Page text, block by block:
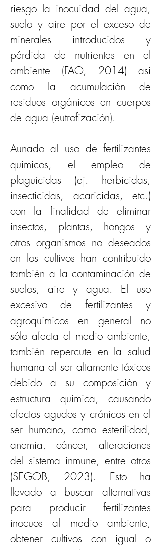
riesgo la inocuidad del agua,
suelo y aire por el exceso de
minerales introducidos y
pérdida de nutrientes en el
ambiente (FAO, 2014) así
como la acumulación de
residuos orgánicos en cuerpos
de agua (eutrofización).
Aunado al uso de fertilizantes
químicos, el empleo de
plaguicidas (ej. herbicidas,
insecticidas, acaricidas, etc.)
con la finalidad de eliminar
insectos, plantas, hongos y
otros organismos no deseados
en los cultivos han contribuido
también a la contaminación de
suelos, aire y agua. El uso
excesivo de fertilizantes y
agroquímicos en general no
sólo afecta el medio ambiente,
también repercute en la salud
humana al ser altamente tóxicos
debido a su composición y
estructura química, causando
efectos agudos y crónicos en el
ser humano, como esterilidad,
anemia, cáncer, alteraciones
del sistema inmune, entre otros
(SEGOB, 2023). Esto ha
llevado a buscar alternativas
para producir fertilizantes
inocuos al medio ambiente,
obtener cultivos con igual o